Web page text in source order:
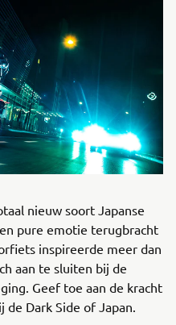
nieuw soort Japanse
pure emotie terugbracht
inspireerde meer dan
aan te sluiten bij de
Geef toe aan de kracht
Dark Side of Japan.